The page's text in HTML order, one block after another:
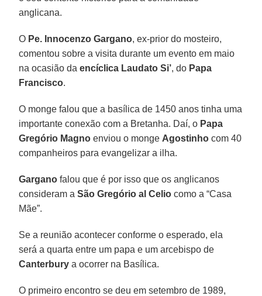
anglicana.
O Pe. Innocenzo Gargano, ex-prior do mosteiro,
comentou sobre a visita durante um evento em maio
na ocasião daencíclica Laudato Si’, do Papa
Francisco.
O monge falou que a basílica de 1450 anos tinha uma
importante conexão com a Bretanha. Daí, o Papa
Gregório Magno enviou o monge Agostinho com 40
companheiros para evangelizar a ilha.
Gargano falou que é por isso que os anglicanos
consideram aSão Gregório al Celio como a “Casa
Mãe”.
Se a reunião acontecer conforme o esperado, ela
será a quarta entre um papa e um arcebispo de
Canterbury a ocorrer na Basílica.
O primeiro encontro se deu em setembro de 1989,